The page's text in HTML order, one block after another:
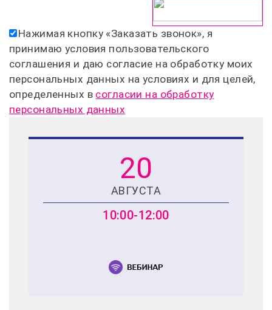
Нажимая кнопку «Заказать звонок», я
принимаю условия пользовательского
соглашения и даю согласие на обработку моих
персональных данных на условиях и для целей,
определенных в согласии на обработку
персональных данных
20
АВГУСТА
10:00-12:00